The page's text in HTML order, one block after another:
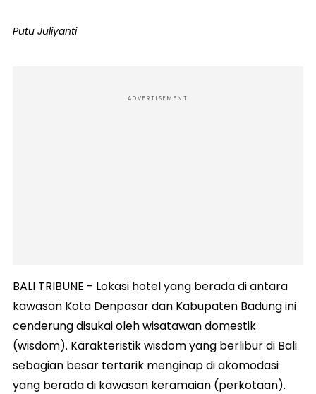
Putu Juliyanti
ADVERTISEMENT
BALI TRIBUNE - Lokasi hotel yang berada di antara
kawasan Kota Denpasar dan Kabupaten Badung ini
cenderung disukai oleh wisatawan domestik
(wisdom). Karakteristik wisdom yang berlibur di Bali
sebagian besar tertarik menginap di akomodasi
yang berada di kawasan keramaian (perkotaan).